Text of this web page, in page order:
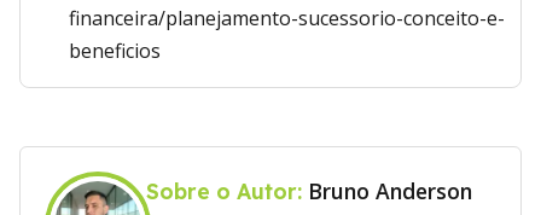
financeira/planejamento-sucessorio-conceito-e-
beneficios
Sobre o Autor: Bruno Anderson